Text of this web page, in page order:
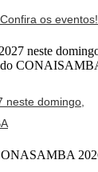
os eventos!
neste domingo,